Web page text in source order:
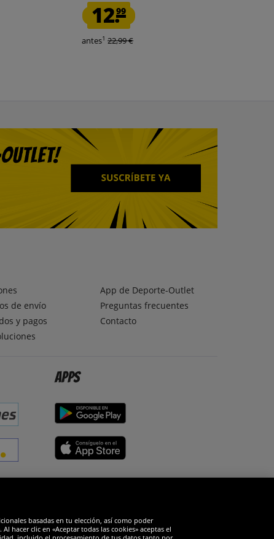
12.99
antes1 22,99 €
de envío
y pagos
App de Deporte-Outlet
Preguntas frecuentes
Contacto
Apps
basadas en tu elección, así como poder
hacer clic en «Aceptar todas las cookies» aceptas el